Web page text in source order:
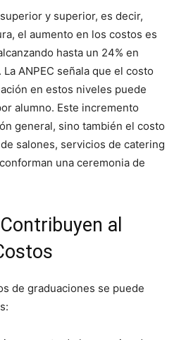
y superior, es decir,
el aumento en los costos es
hasta un 24% en
ANPEC señala que el costo
en estos niveles puede
alumno. Este incremento
general, sino también el costo
salones, servicios de catering
una ceremonia de
al
de graduaciones se puede